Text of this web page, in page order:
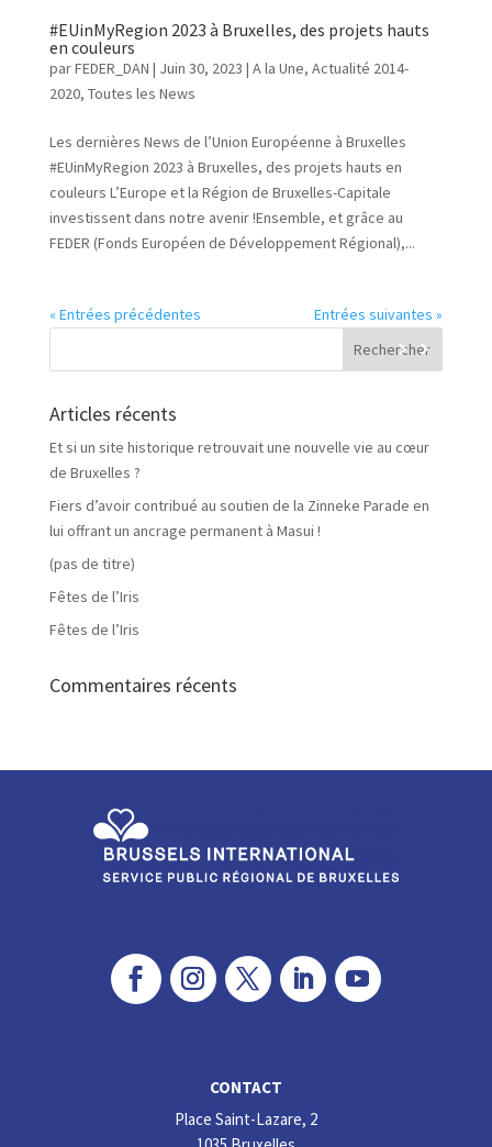
#EUinMyRegion 2023 à Bruxelles, des projets hauts
en couleurs
parFEDER_DAN | Juin 30, 2023 | A la Une, Actualité 2014-
2020, Toutes les News
Les dernières News de l’Union Européenne à Bruxelles
#EUinMyRegion 2023 à Bruxelles, des projets hauts en
couleurs L’Europe et la Région de Bruxelles-Capitale
investissent dans notre avenir !Ensemble, et grâce au
FEDER (Fonds Européen de Développement Régional),...
« Entrées précédentes Entrées suivantes »
Articles récents
Et si un site historique retrouvait une nouvelle vie au cœur
de Bruxelles ?
Fiers d’avoir contribué au soutien de la Zinneke Parade en
lui offrant un ancrage permanent à Masui !
(pas de titre)
Fêtes de l’Iris
Fêtes de l’Iris
Commentaires récents
CONTACT
Place Saint-Lazare, 2